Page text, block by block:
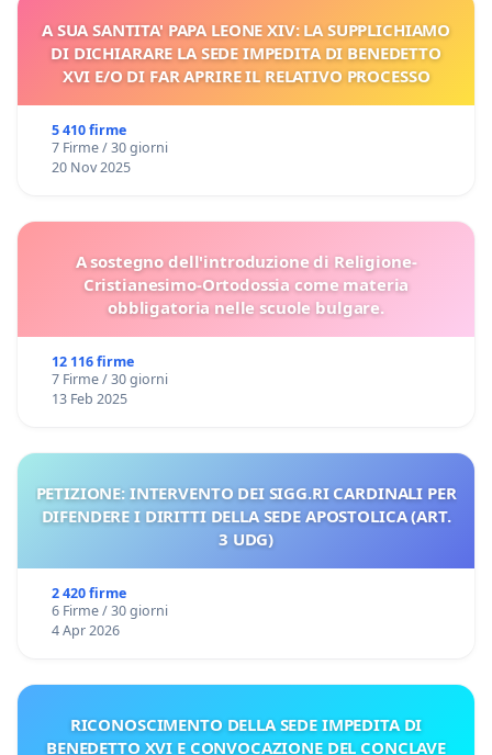
A SUA SANTITA' PAPA LEONE XIV: LA SUPPLICHIAMO
DI DICHIARARE LA SEDE IMPEDITA DI BENEDETTO
XVI E/O DI FAR APRIRE IL RELATIVO PROCESSO
5 410 firme
7 Firme / 30 giorni
20 Nov 2025
A sostegno dell'introduzione di Religione-
Cristianesimo-Ortodossia come materia
obbligatoria nelle scuole bulgare.
12 116 firme
7 Firme / 30 giorni
13 Feb 2025
PETIZIONE: INTERVENTO DEI SIGG.RI CARDINALI PER
DIFENDERE I DIRITTI DELLA SEDE APOSTOLICA (ART.
3 UDG)
2 420 firme
6 Firme / 30 giorni
4 Apr 2026
RICONOSCIMENTO DELLA SEDE IMPEDITA DI
BENEDETTO XVI E CONVOCAZIONE DEL CONCLAVE